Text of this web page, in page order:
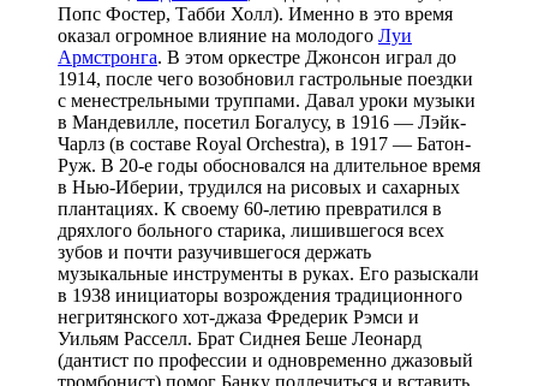
Попс Фостер, Табби Холл). Именно в это время
оказал огромное влияние на молодого Луи
Армстронга. В этом оркестре Джонсон играл до
1914, после чего возобновил гастрольные поездки
с менестрельными труппами. Давал уроки музыки
в Мандевилле, посетил Богалусу, в 1916 — Лэйк-
Чарлз (в составе Royal Orchestra), в 1917 — Батон-
Руж. В 20-е годы обосновался на длительное время
в Нью-Иберии, трудился на рисовых и сахарных
плантациях. К своему 60-летию превратился в
дряхлого больного старика, лишившегося всех
зубов и почти разучившегося держать
музыкальные инструменты в руках. Его разыскали
в 1938 инициаторы возрождения традиционного
негритянского хот-джаза Фредерик Рэмси и
Уильям Расселл. Брат Сиднея Беше Леонард
(дантист по профессии и одновременно джазовый
тромбонист) помог Банку подлечиться и вставить